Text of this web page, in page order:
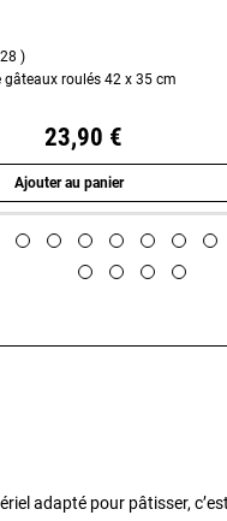
28
roulés 42 x 35 cm
23,90 €
Ajouter au panier
Aperçu rapide
adapté pour pâtisser,